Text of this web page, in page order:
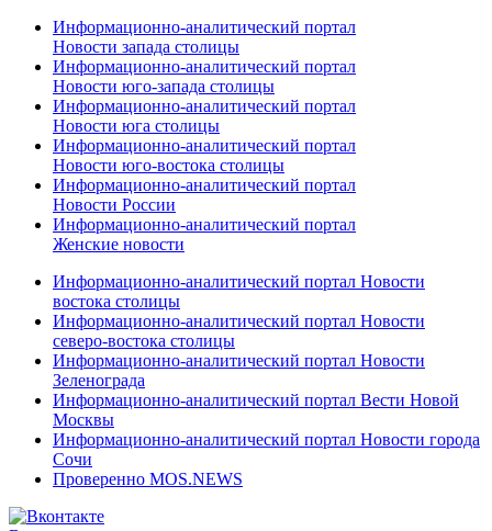
Информационно-аналитический портал
Новости запада столицы
Информационно-аналитический портал
Новости юго-запада столицы
Информационно-аналитический портал
Новости юга столицы
Информационно-аналитический портал
Новости юго-востока столицы
Информационно-аналитический портал
Новости России
Информационно-аналитический портал
Женские новости
Информационно-аналитический портал Новости
востока столицы
Информационно-аналитический портал Новости
северо-востока столицы
Информационно-аналитический портал Новости
Зеленограда
Информационно-аналитический портал Вести Новой
Москвы
Информационно-аналитический портал Новости города
Сочи
Проверенно MOS.NEWS